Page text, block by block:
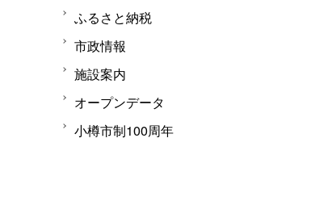
ふるさと納税
市政情報
施設案内
オープンデータ
小樽市制100周年